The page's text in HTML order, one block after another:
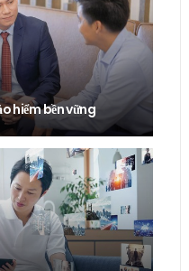
hiểm bền vững